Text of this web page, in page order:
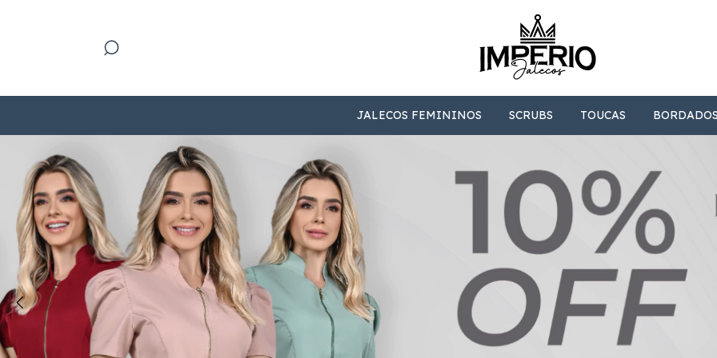
JALECOS FEMININOS SCRUBS TOUCAS